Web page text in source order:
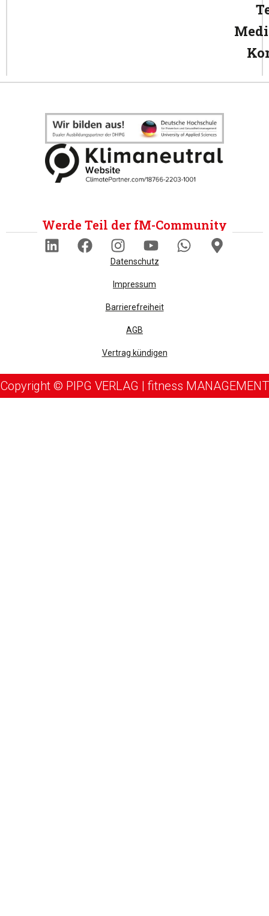
Werde Teil der fM-Community
Datenschutz
Impressum
Barrierefreiheit
AGB
Vertrag kündigen
Copyright © PIPG VERLAG | fitness MANAGEMENT